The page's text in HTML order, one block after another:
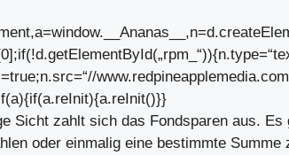
Sicht zahlt sich das Fondsparen aus.
oder einmalig eine bestimmte